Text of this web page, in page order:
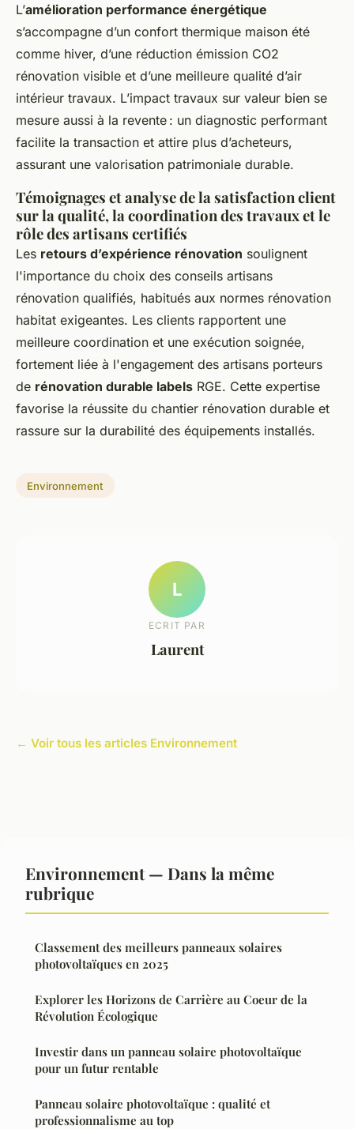
L’amélioration performance énergétique
s’accompagne d’un confort thermique maison été
comme hiver, d’une réduction émission CO2
rénovation visible et d’une meilleure qualité d’air
intérieur travaux. L’impact travaux sur valeur bien se
mesure aussi à la revente : un diagnostic performant
facilite la transaction et attire plus d’acheteurs,
assurant une valorisation patrimoniale durable.
Témoignages et analyse de la satisfaction client
sur la qualité, la coordination des travaux et le
rôle des artisans certifiés
Les retours d’expérience rénovation soulignent
l'importance du choix des conseils artisans
rénovation qualifiés, habitués aux normes rénovation
habitat exigeantes. Les clients rapportent une
meilleure coordination et une exécution soignée,
fortement liée à l'engagement des artisans porteurs
de rénovation durable labels RGE. Cette expertise
favorise la réussite du chantier rénovation durable et
rassure sur la durabilité des équipements installés.
Environnement
L
ECRIT PAR
Laurent
← Voir tous les articles Environnement
Environnement — Dans la même
rubrique
Classement des meilleurs panneaux solaires
photovoltaïques en 2025
Explorer les Horizons de Carrière au Coeur de la
Révolution Écologique
Investir dans un panneau solaire photovoltaïque
pour un futur rentable
Panneau solaire photovoltaïque : qualité et
professionnalisme au top